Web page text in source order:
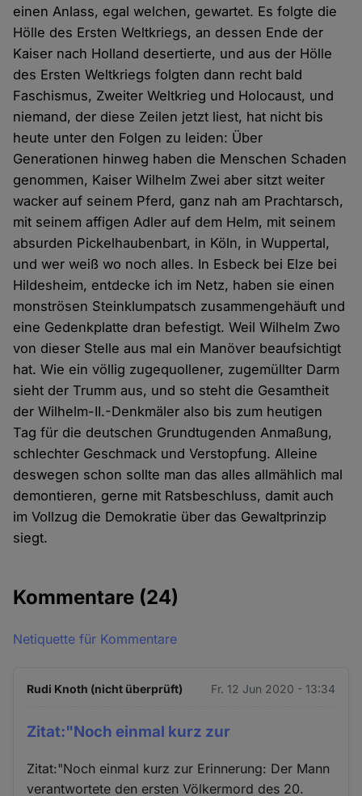
einen Anlass, egal welchen, gewartet. Es folgte die
Hölle des Ersten Weltkriegs, an dessen Ende der
Kaiser nach Holland desertierte, und aus der Hölle
des Ersten Weltkriegs folgten dann recht bald
Faschismus, Zweiter Weltkrieg und Holocaust, und
niemand, der diese Zeilen jetzt liest, hat nicht bis
heute unter den Folgen zu leiden: Über
Generationen hinweg haben die Menschen Schaden
genommen, Kaiser Wilhelm Zwei aber sitzt weiter
wacker auf seinem Pferd, ganz nah am Prachtarsch,
mit seinem affigen Adler auf dem Helm, mit seinem
absurden Pickelhaubenbart, in Köln, in Wuppertal,
und wer weiß wo noch alles. In Esbeck bei Elze bei
Hildesheim, entdecke ich im Netz, haben sie einen
monströsen Steinklumpatsch zusammengehäuft und
eine Gedenkplatte dran befestigt. Weil Wilhelm Zwo
von dieser Stelle aus mal ein Manöver beaufsichtigt
hat. Wie ein völlig zugequollener, zugemüllter Darm
sieht der Trumm aus, und so steht die Gesamtheit
der Wilhelm-II.-Denkmäler also bis zum heutigen
Tag für die deutschen Grundtugenden Anmaßung,
schlechter Geschmack und Verstopfung. Alleine
deswegen schon sollte man das alles allmählich mal
demontieren, gerne mit Ratsbeschluss, damit auch
im Vollzug die Demokratie über das Gewaltprinzip
siegt.
Kommentare (24)
Netiquette für Kommentare
Rudi Knoth (nicht überprüft) Fr. 12 Jun 2020 - 13:34
Zitat:"Noch einmal kurz zur
Zitat:"Noch einmal kurz zur Erinnerung: Der Mann
verantwortete den ersten Völkermord des 20.